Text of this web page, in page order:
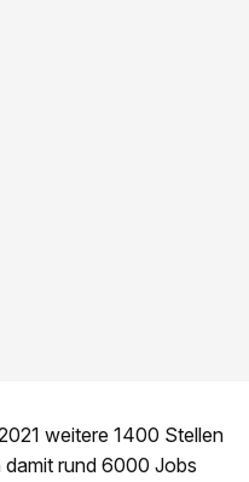
weitere 1400 Stellen
damit rund 6000 Jobs